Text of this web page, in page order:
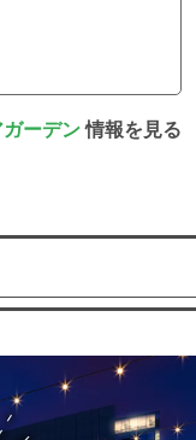
ガーデン情報を見る